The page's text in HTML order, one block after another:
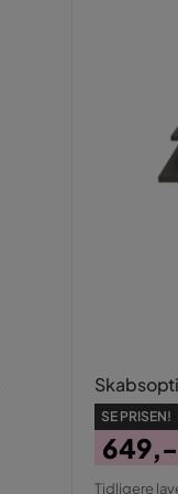
SE PRISEN!
Pris
649,-
Tidligere